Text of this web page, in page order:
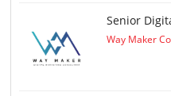
Senior
Way Maker